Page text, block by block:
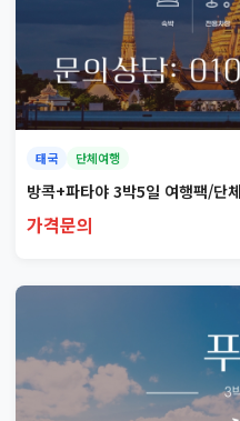
태국 단체여행
방콕+파타야 3박5일 여행팩/단
가격문의